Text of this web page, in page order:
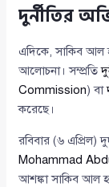
দুর্নীতির
এদিকে, সাকিব আল
আলোচনা। সম্প্রতি
Commission) বা
করেছে।
রবিবার (৬ এপ্রিল)
Mohammad
আশঙ্কা সাকিব আল